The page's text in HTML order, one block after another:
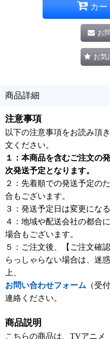
カー
お
お気
商品詳細
注意事項
以下の注意事項をお読み頂
文ください。
１：本商品を含むご注文の発
次発送予定となります。
２：先着順での発送予定の
合もございます。
３：発送予定日は変更にな
４：地域や配送会社の都合
場合もございます。
５：ご注文後、【ご注文確
らっしゃらない場合は、迷
上、
お問い合わせフォーム （受
連絡ください。
商品説明
こちらの商品は、TVアニメ